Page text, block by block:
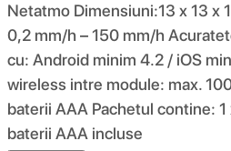
Netatmo Dimensiuni:13 x 13 x
0,2 mm/h – 150 mm/h
cu: Android minim 4.2 / iOS
wireless intre module: max.
baterii AAA Pachetul contine:
baterii AAA incluse